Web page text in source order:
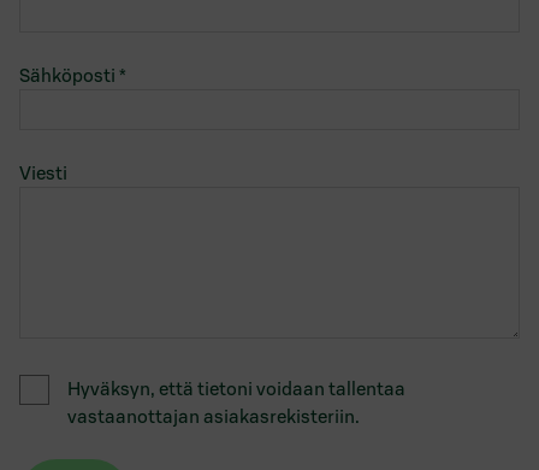
Sähköposti *
Viesti
Hyväksyn, että tietoni voidaan tallentaa
vastaanottajan asiakasrekisteriin.